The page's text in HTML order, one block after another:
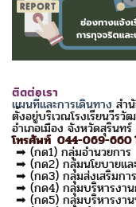
ติดต่อเรา
แผนที่และการเดินทางสำนั
ตั้งอยู่บริเวณโรงเรียนวีร
อำเภอเมือง จังหวัดสุรินท
โทรศัพท์ 044-069-660
➡ (กด1) กลุ่มอำนวยการ
➡ (กด2) กลุ่มนโยบายแล
➡ (กด3) กลุ่มส่งเสริมกา
➡ (กด4) กลุ่มบริหารงาน
➡ (กด5) กลุ่มบริหารงา